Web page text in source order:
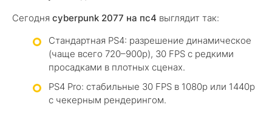
Сегодня cyberpunk 2077 на пс4 выглядит так:
Стандартная PS4: разрешение динамическое
(чаще всего 720–900p), 30 FPS с редкими
просадками в плотных сценах.
PS4 Pro: стабильные 30 FPS в 1080p или 1440p
с чекерным рендерингом.